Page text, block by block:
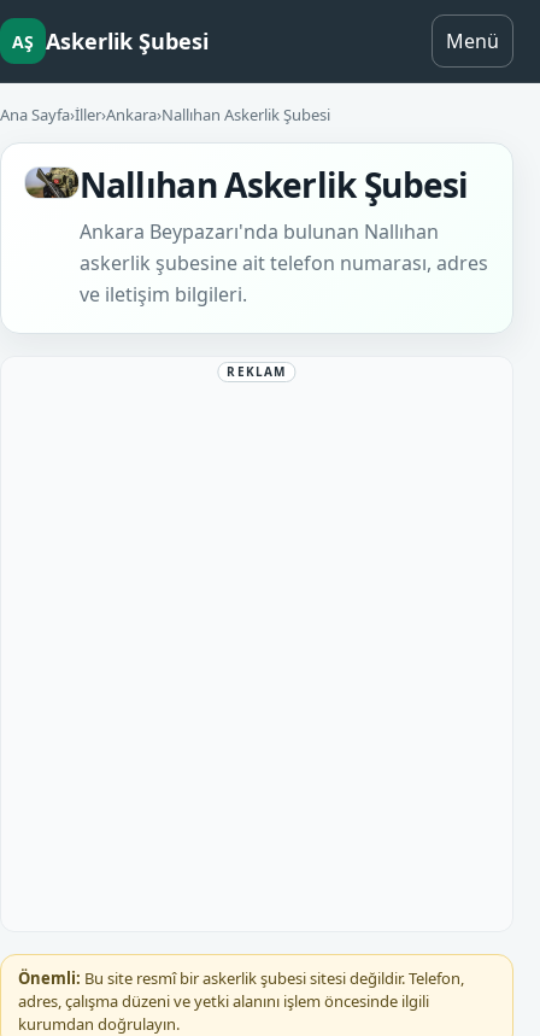
AŞ Askerlik Şubesi Menü
Ana Sayfa›İller›Ankara›Nallıhan Askerlik Şubesi
Nallıhan Askerlik Şubesi
Ankara Beypazarı'nda bulunan Nallıhan
askerlik şubesine ait telefon numarası, adres
ve iletişim bilgileri.
REKLAM
Önemli: Bu site resmî bir askerlik şubesi sitesi değildir. Telefon,
adres, çalışma düzeni ve yetki alanını işlem öncesinde ilgili
kurumdan doğrulayın.